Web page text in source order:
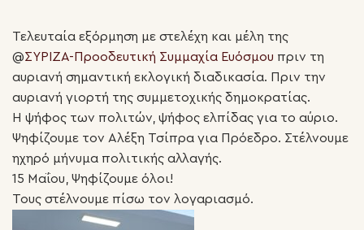
Τελευταία εξόρμηση με στελέχη και μέλη της
@ΣΥΡΙΖΑ-Προοδευτική Συμμαχία Ευόσμου πριν τη
αυριανή σημαντική εκλογική διαδικασία. Πριν την
αυριανή γιορτή της συμμετοχικής δημοκρατίας.
Η ψήφος των πολιτών, ψήφος ελπίδας για το αύριο.
Ψηφίζουμε τον Αλέξη Τσίπρα για Πρόεδρο. Στέλνουμε
ηχηρό μήνυμα πολιτικής αλλαγής.
15 Μαΐου, Ψηφίζουμε όλοι!
Τους στέλνουμε πίσω τον λογαριασμό.